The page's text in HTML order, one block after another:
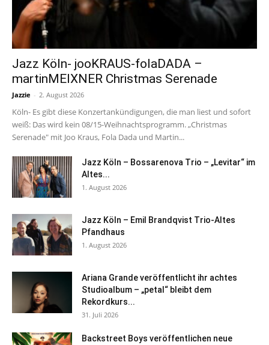
Jazz Köln- jooKRAUS-folaDADA –
martinMEIXNER Christmas Serenade
Jazzie - 2. August 2026
Köln- Es gibt diese Konzertankündigungen, die man liest und sofort
weiß: Das wird kein 08/15-Weihnachtsprogramm. „Christmas
Serenade" mit Joo Kraus, Fola Dada und Martin...
Jazz Köln – Bossarenova Trio – „Levitar“ im
Altes...
1. August 2026
Jazz Köln – Emil Brandqvist Trio-Altes
Pfandhaus
1. August 2026
Ariana Grande veröffentlicht ihr achtes
Studioalbum – „petal“ bleibt dem
Rekordkurs...
31. Juli 2026
Backstreet Boys veröffentlichen neue